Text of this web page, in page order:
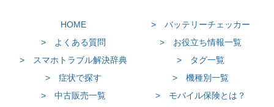
HOME
> バッテリーチェッカー
> よくある質問
> お役立ち情報一覧
> スマホトラブル解決辞典
> タグ一覧
> 症状で探す
> 機種別一覧
> 中古販売一覧
> モバイル保険とは？